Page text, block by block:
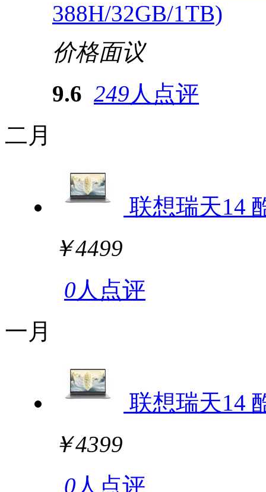
388H/32GB/1TB)
价格面议
9.6 249人点评
二月
联想瑞天14
￥4499
0人点评
一月
联想瑞天14
￥4399
0人点评